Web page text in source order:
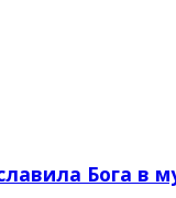
Бога в